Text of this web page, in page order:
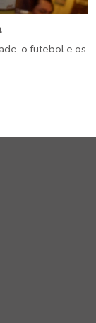
o futebol e os